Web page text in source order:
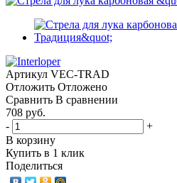
Артикул VEC-TRAD
Отложить Отложено
Сравнить В сравнении
708 руб.
-
+
В корзину
Купить в 1 клик
Поделиться